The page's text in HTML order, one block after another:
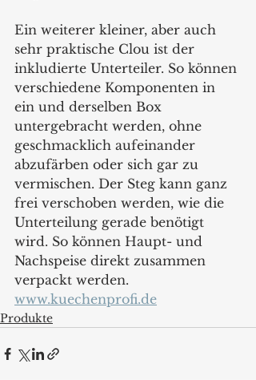
Ein weiterer kleiner, aber auch
sehr praktische Clou ist der
inkludierte Unterteiler. So können
verschiedene Komponenten in
ein und derselben Box
untergebracht werden, ohne
geschmacklich aufeinander
abzufärben oder sich gar zu
vermischen. Der Steg kann ganz
frei verschoben werden, wie die
Unterteilung gerade benötigt
wird. So können Haupt- und
Nachspeise direkt zusammen
verpackt werden.
www.kuechenprofi.de
Produkte